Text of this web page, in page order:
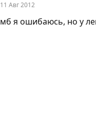
11 Авг 2012
мб я ошибаюсь, но у